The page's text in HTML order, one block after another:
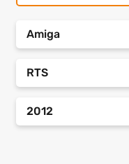
Amiga
RTS
2012